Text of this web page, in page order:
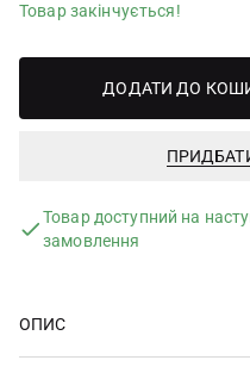
Товар закінчується!
ДОДАТИ ДО
Товар доступний на
замовлення
ОПИС